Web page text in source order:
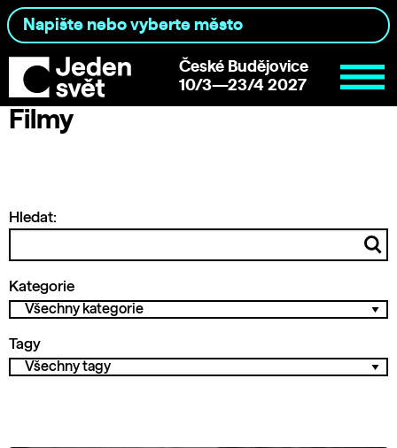
České Budějovice
10/3—23/4 2027
Filmy
Hledat:
Kategorie
Tagy